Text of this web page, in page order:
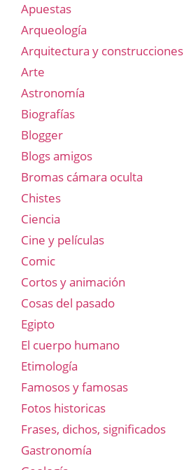
Apuestas
Arqueología
Arquitectura y construcciones
Arte
Astronomía
Biografías
Blogger
Blogs amigos
Bromas cámara oculta
Chistes
Ciencia
Cine y películas
Comic
Cortos y animación
Cosas del pasado
Egipto
El cuerpo humano
Etimología
Famosos y famosas
Fotos historicas
Frases, dichos, significados
Gastronomía